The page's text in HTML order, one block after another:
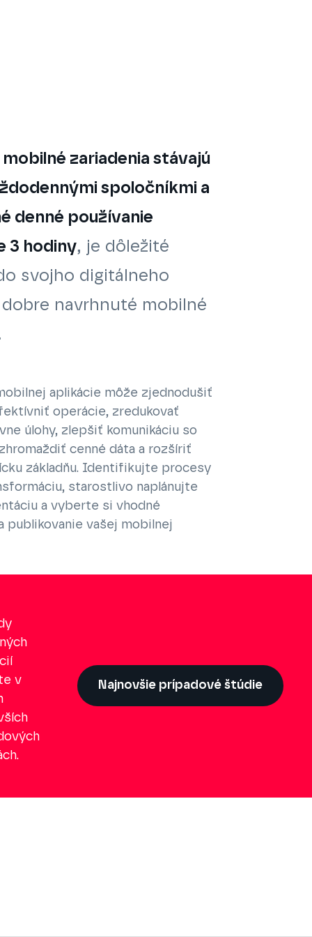
mobilné zariadenia stávajú
spoločníkmi a
denné používanie
3 hodiny, je dôležité
svojho digitálneho
navrhnuté mobilné
aplikácie môže zjednodušiť
operácie, zredukovať
úlohy, zlepšiť komunikáciu so
cenné dáta a rozšíriť
základňu. Identifikujte procesy
starostlivo naplánujte
a vyberte si vhodné
publikovanie vašej mobilnej
v
Najnovšie prípadové štúdie